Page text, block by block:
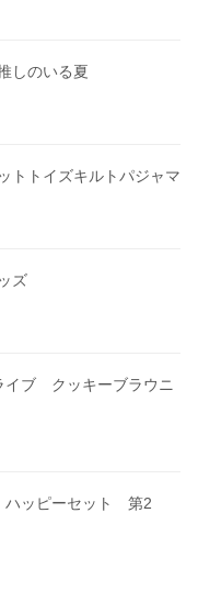
しのいる夏
トトイズキルトパジャマ
ズ
イブ クッキーブラウニ
ハッピーセット 第2